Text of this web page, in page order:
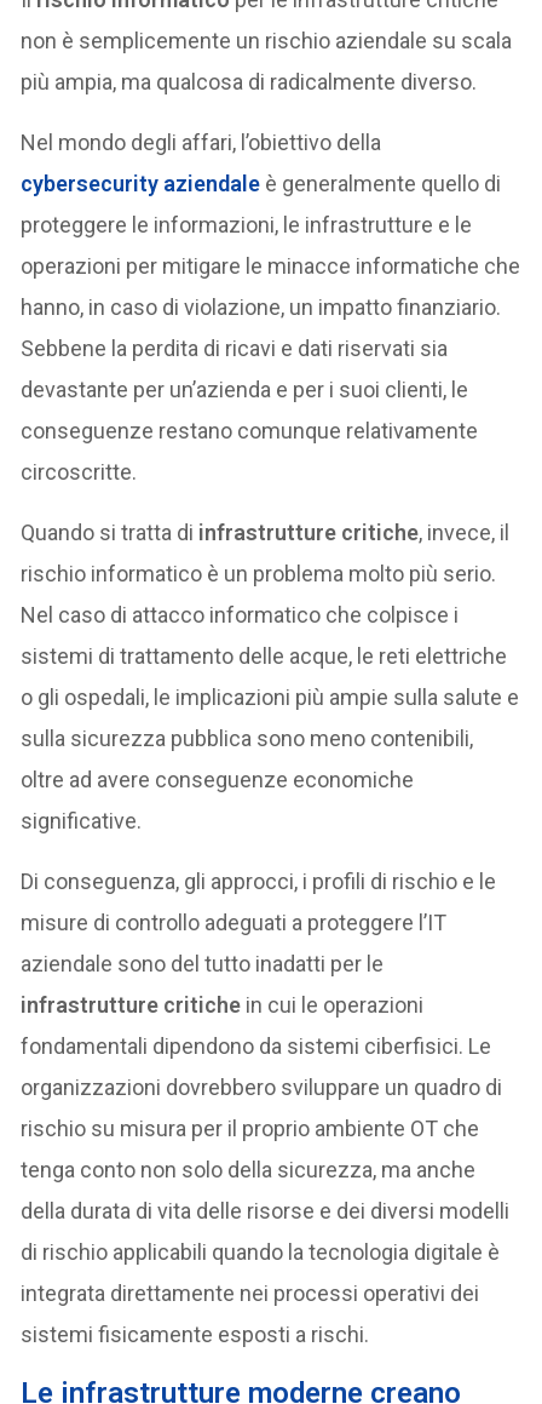
non è semplicemente un rischio aziendale su scala
più ampia, ma qualcosa di radicalmente diverso.
Nel mondo degli affari, l’obiettivo della
cybersecurity aziendale è generalmente quello di
proteggere le informazioni, le infrastrutture e le
operazioni per mitigare le minacce informatiche che
hanno, in caso di violazione, un impatto finanziario.
Sebbene la perdita di ricavi e dati riservati sia
devastante per un’azienda e per i suoi clienti, le
conseguenze restano comunque relativamente
circoscritte.
Quando si tratta di infrastrutture critiche, invece, il
rischio informatico è un problema molto più serio.
Nel caso di attacco informatico che colpisce i
sistemi di trattamento delle acque, le reti elettriche
o gli ospedali, le implicazioni più ampie sulla salute e
sulla sicurezza pubblica sono meno contenibili,
oltre ad avere conseguenze economiche
significative.
Di conseguenza, gli approcci, i profili di rischio e le
misure di controllo adeguati a proteggere l’IT
aziendale sono del tutto inadatti per le
infrastrutture critiche in cui le operazioni
fondamentali dipendono da sistemi ciberfisici. Le
organizzazioni dovrebbero sviluppare un quadro di
rischio su misura per il proprio ambiente OT che
tenga conto non solo della sicurezza, ma anche
della durata di vita delle risorse e dei diversi modelli
di rischio applicabili quando la tecnologia digitale è
integrata direttamente nei processi operativi dei
sistemi fisicamente esposti a rischi.
Le infrastrutture moderne creano